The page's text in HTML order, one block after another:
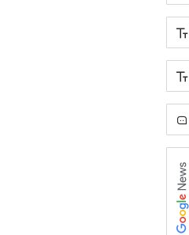
+
-
0